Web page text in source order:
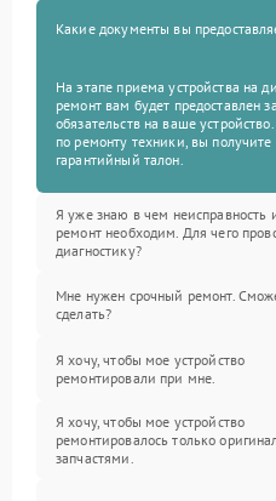
Какие документы вы
На этапе приема устройства на
ремонт вам будет предоставлен
обязательств на ваше
по ремонту техники, вы
гарантийный талон.
Я уже знаю в чем неисправность
ремонт необходим. Для чего
диагностику?
Мне нужен срочный ремонт.
сделать?
Я хочу, чтобы мое устройство
ремонтировали при мне.
Я хочу, чтобы мое устройство
ремонтировалось только
запчастями.